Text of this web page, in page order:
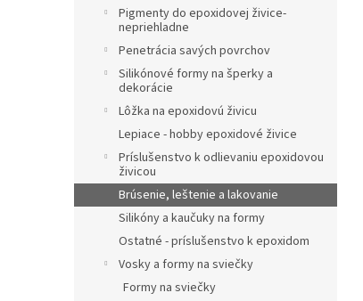
Pigmenty do epoxidovej živice-
nepriehladne
Penetrácia savých povrchov
Silikónové formy na šperky a
dekorácie
Lôžka na epoxidovú živicu
Lepiace - hobby epoxidové živice
Príslušenstvo k odlievaniu epoxidovou
živicou
Brúsenie, leštenie a lakovanie
Silikóny a kaučuky na formy
Ostatné - príslušenstvo k epoxidom
Vosky a formy na sviečky
Formy na sviečky